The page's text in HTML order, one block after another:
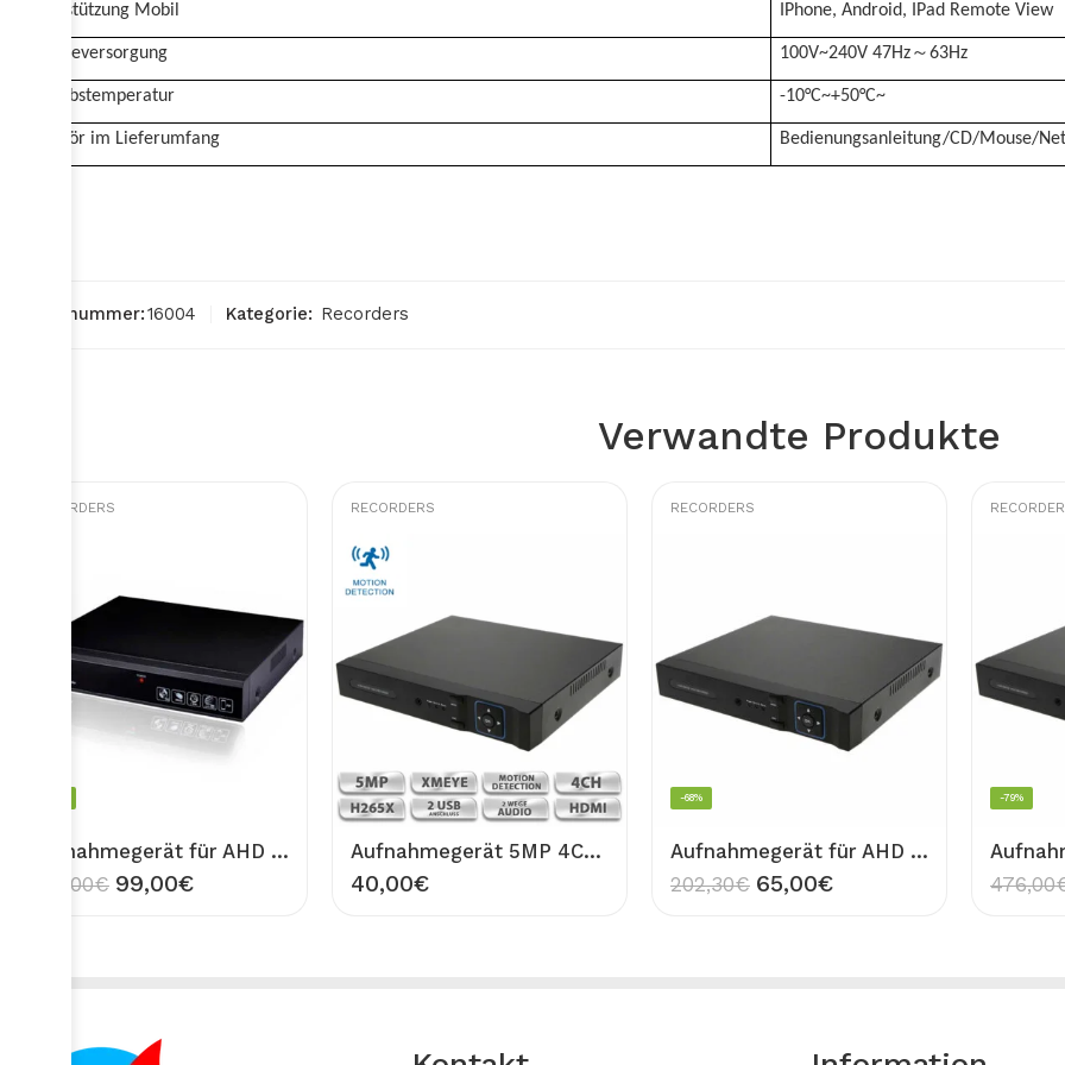
Unterstützung Mobil IPhone, Android, IPad Remote View
Energieversorgung 100V~240V 47Hz～63Hz
Betriebstemperatur -10°C~+50°C~
Zubehör im Lieferumfang Bedienungsanleitung/CD/Mouse/
Artikelnummer:16004 Kategorie: Recorders
Verwandte Produkte
RECORDERS
Aufnahmegerät für AHD Überwachungskamera 16CH DVR bis 720P Auflösung 1MP BAFF CCTV Recorder
357,00€ 99,00€
RECORDERS
Aufnahmegerät 5MP 4CH H265+ Hybrid 5in1 XMEYE DVR für Überwachungskamera VIVA Full HD CCTV IP XVI AHD TVI CVI CVBS Recorder H265X
40,00€
RECORDERS
Aufnahmegerät für AHD Überwachungskamera 8CH DVR bis 960P Auflösung CCTV Recorder
-68%
202,30€ 65,00€
-79%
476,00